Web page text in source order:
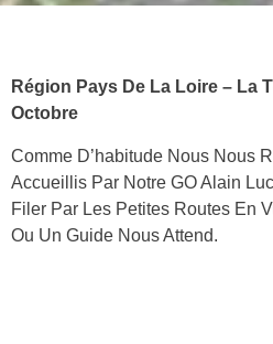
Région Pays De La Loire – La
Octobre
Comme D’habitude Nous Nous
Accueillis Par Notre GO Alain
Filer Par Les Petites Routes En
Ou Un Guide Nous Attend.